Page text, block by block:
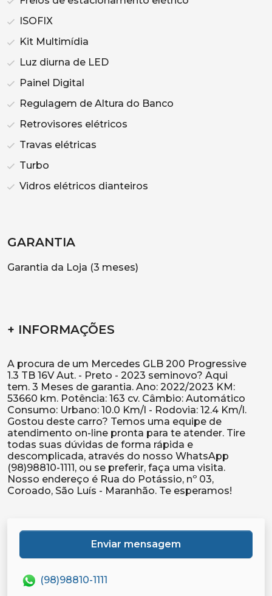
ISOFIX
Kit Multimídia
Luz diurna de LED
Painel Digital
Regulagem de Altura do Banco
Retrovisores elétricos
Travas elétricas
Turbo
Vidros elétricos dianteiros
GARANTIA
Garantia da Loja (3 meses)
+ INFORMAÇÕES
A procura de um Mercedes GLB 200 Progressive
1.3 TB 16V Aut. - Preto - 2023 seminovo? Aqui
tem. 3 Meses de garantia. Ano: 2022/2023 KM:
53660 km. Potência: 163 cv. Câmbio: Automático
Consumo: Urbano: 10.0 Km/l - Rodovia: 12.4 Km/l.
Gostou deste carro? Temos uma equipe de
atendimento on-line pronta para te atender. Tire
todas suas dúvidas de forma rápida e
descomplicada, através do nosso WhatsApp
(98)98810-1111, ou se preferir, faça uma visita.
Nosso endereço é Rua do Potássio, nº 03,
Enviar mensagem
(98)98810-1111